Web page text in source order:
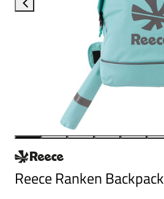
Reece Ranken Backpack